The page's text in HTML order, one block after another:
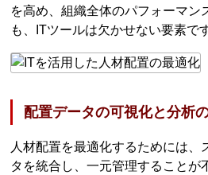
を高め、組織全体のパフォーマン
も、ITツールは欠かせない要素で
配置データの可視化と分析
人材配置を最適化するためには、
タを統合し、一元管理することが